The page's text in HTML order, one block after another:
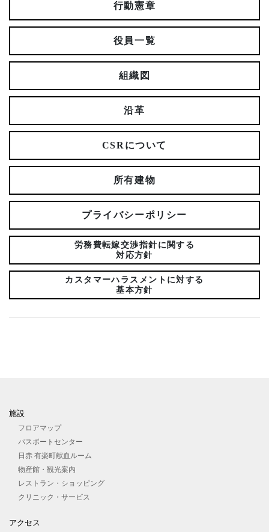
行動憲章
役員一覧
組織図
沿革
CSRについて
所有建物
プライバシーポリシー
労務費転嫁交渉指針に関する
対応方針
カスタマーハラスメントに対する
基本方針
施設
フロアマップ
パスポートセンター
日赤 有楽町献血ルーム
物産館・観光案内
レストラン・ショッピング
クリニック・サービス
アクセス